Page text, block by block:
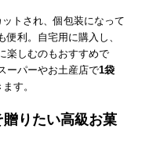
トされ、個包装になって
便利。自宅用に購入し、
楽しむのもおすすめで
ーパーやお土産店で1袋
す。
りたい高級お菓